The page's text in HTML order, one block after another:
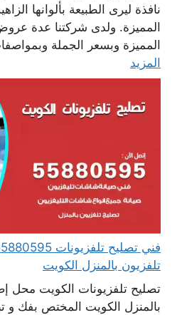
نافذة ليرى الطبيعة بألوانها
المميزة. ولدى شركتنا عدة
المميزة وبسعر الجملة
المزيد
تلفزيون بالمنزل الكويت
تصليح تلفزيونات الكويت محل
بالمنزل الكويت المختص بفك و